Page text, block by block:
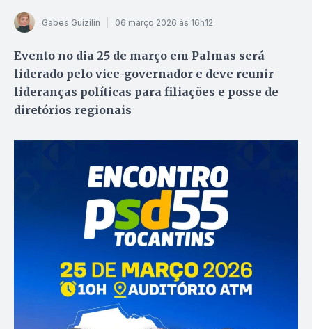
Gabes Guizilin 06 março 2026 às 16h12
Evento no dia 25 de março em Palmas será
liderado pelo vice-governador e deve reunir
lideranças políticas para filiações e posse de
diretórios regionais